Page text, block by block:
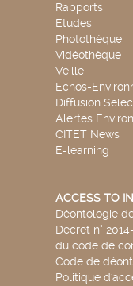
Rapports
Etudes
Photothèque
Vidéothèque
Veille
Echos-
Diffusion
Alertes
CITET News
E-learning
ACCESS TO
Déontologie
Décret n°
du code de
Code de
Politique